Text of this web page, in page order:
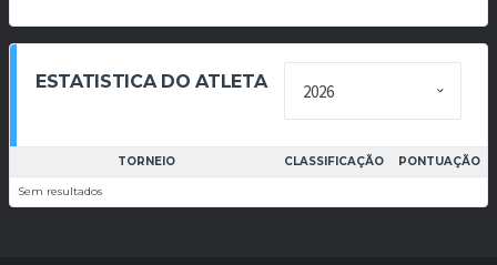
ESTATISTICA DO ATLETA
TORNEIO CLASSIFICAÇÃO PONTUAÇÃO
Sem resultados